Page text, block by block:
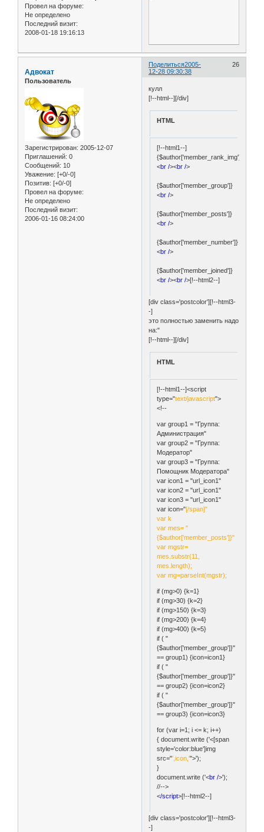
Провел на форуме:
Не определено
Последний визит:
2008-01-18 19:16:13
Поделиться 26
2005-
12-28 09:30:38
Адвокат
Пользователь
Зарегистрирован: 2005-12-07
Приглашений: 0
Сообщений: 10
Уважение: [+0/-0]
Позитив: [+0/-0]
Провел на форуме:
Не определено
Последний визит:
2006-01-16 08:24:00
кулл
[!--html--][/div]
HTML
[!--html1--]
{$author['member_rank_img']}
<br /><br />
{$author['member_group']}
<br />
{$author['member_posts']}
<br />
{$author['member_number']}
<br />
{$author['member_joined']}
<br /><br />[!--html2--]
[div class='postcolor'][!--html3-
-]
это полностью заменить надо
на:"
[!--html--][/div]
HTML
[!--html1--]<script
type="text/javascript">
<!--
var group1 = "Группа:
Администрация"
var group2 = "Группа:
Модератор"
var group3 = "Группа:
Помощник Модератора"
var icon1 = "url_icon1"
var icon2 = "url_icon1"
var icon3 = "url_icon1"
var icon="[/span]"
var k
var mes= "
{$author['member_posts']}"
var mgstr=
mes.substr(11,
mes.length);
var mg=parseInt(mgstr);
if (mg>0) {k=1}
if (mg>30) {k=2}
if (mg>150) {k=3}
if (mg>200) {k=4}
if (mg>400) {k=5}
if ( "
{$author['member_group']}"
== group1) {icon=icon1}
if ( "
{$author['member_group']}"
== group2) {icon=icon2}
if ( "
{$author['member_group']}"
== group3) {icon=icon3}
for (var i=1; i <= k; i++)
{ document.write ('<[span
style='color:blue']img
src="',icon,'">');
}
document.write ('<br />');
//-->
</script>[!--html2--]
[div class='postcolor'][!--html3-
-]